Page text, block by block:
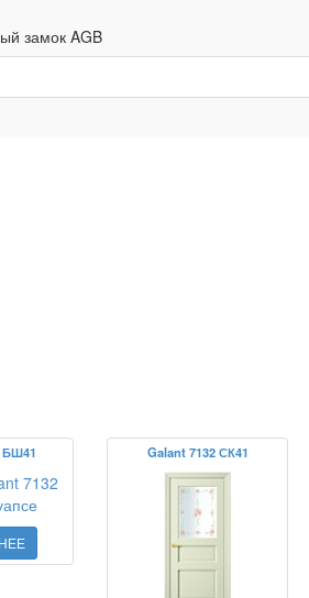
замок AGB
БШ41 Galant 7132 СК41